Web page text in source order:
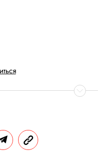
избавляют от